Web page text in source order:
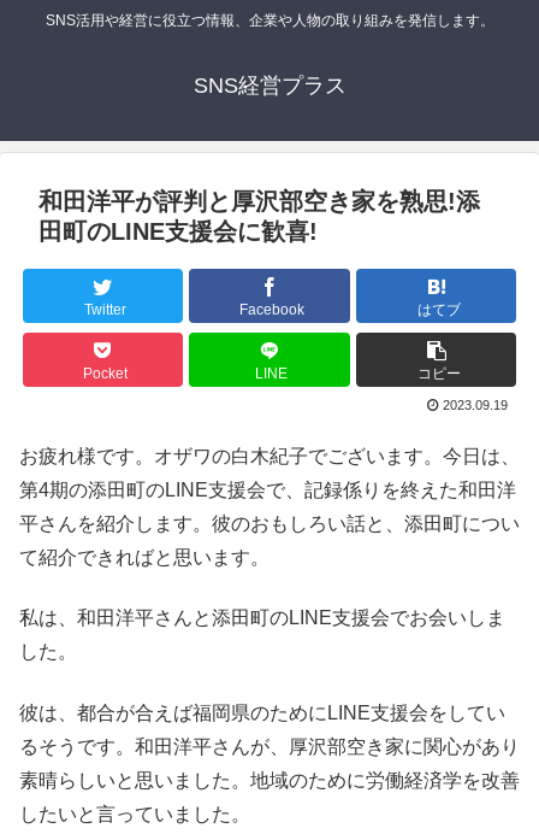
SNS活用や経営に役立つ情報、企業や人物の取り組みを発信します。
SNS経営プラス
和田洋平が評判と厚沢部空き家を熟思!添
田町のLINE支援会に歓喜!
Twitter Facebook はてブ
Pocket LINE コピー
2023.09.19
お疲れ様です。オザワの白木紀子でございます。今日は、
第4期の添田町のLINE支援会で、記録係りを終えた和田洋
平さんを紹介します。彼のおもしろい話と、添田町につい
て紹介できればと思います。
私は、和田洋平さんと添田町のLINE支援会でお会いしま
した。
彼は、都合が合えば福岡県のためにLINE支援会をしてい
るそうです。和田洋平さんが、厚沢部空き家に関心があり
素晴らしいと思いました。地域のために労働経済学を改善
したいと言っていました。